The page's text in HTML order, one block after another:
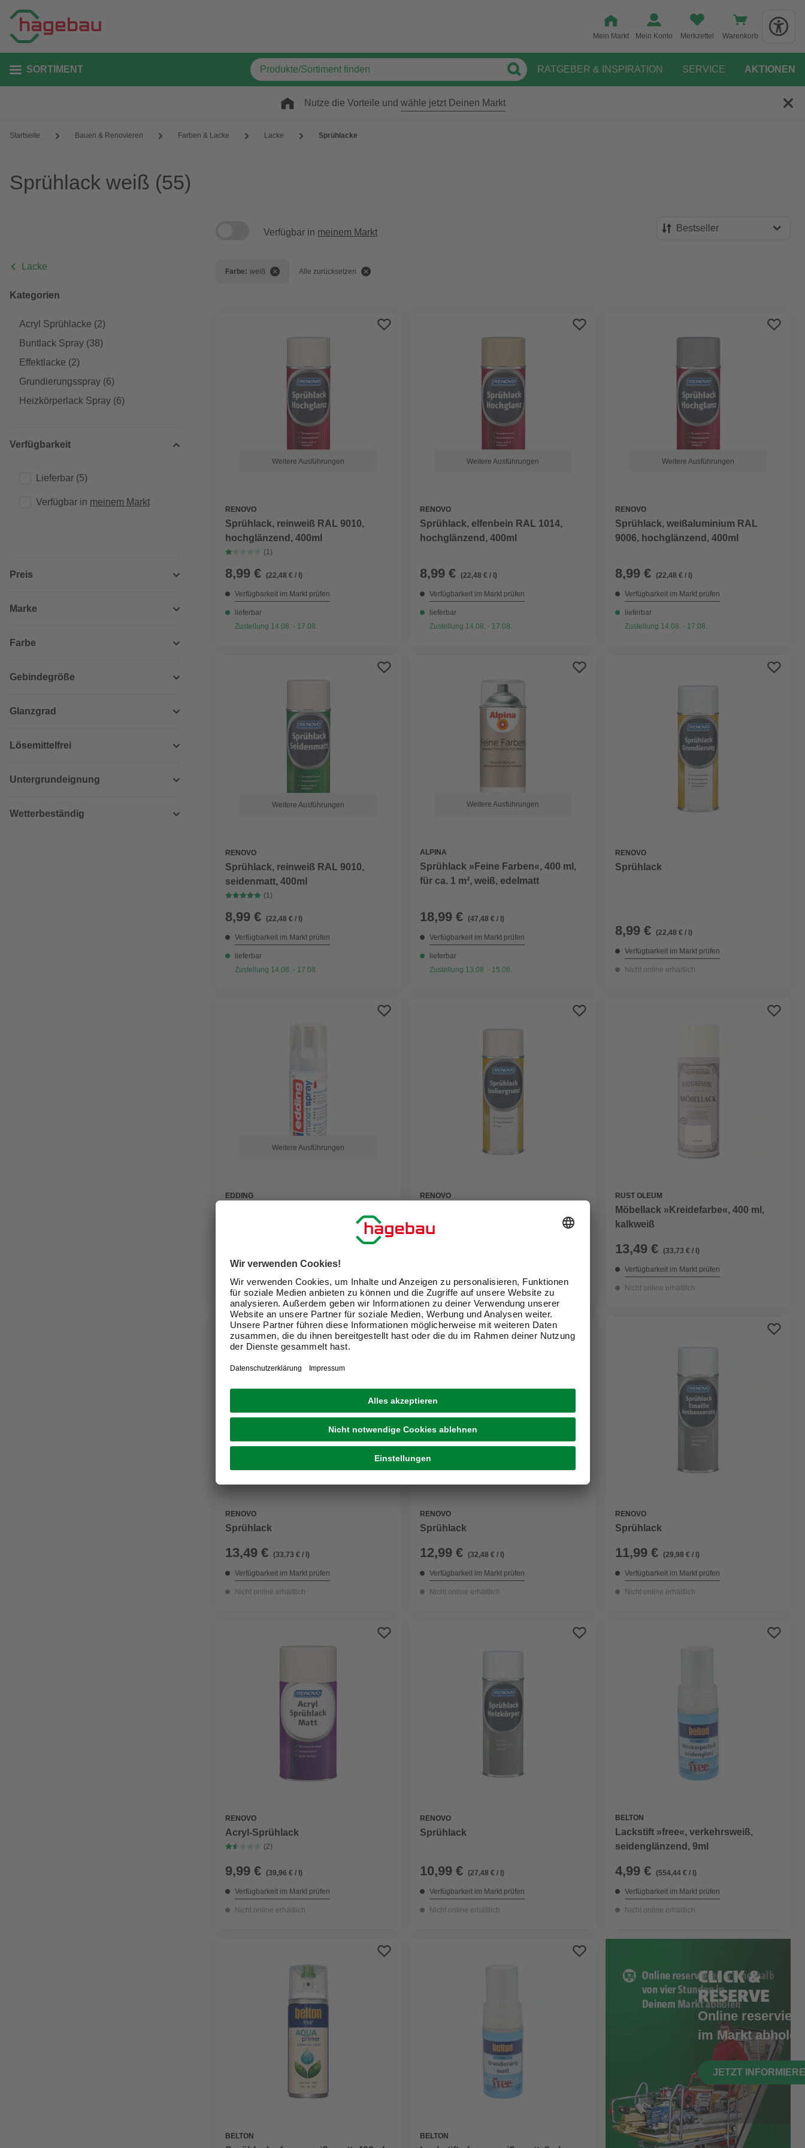
Mein Markt Mein Konto Merkzettel Warenkorb
SORTIMENT RATGEBER & INSPIRATION SERVICE AKTIONEN
Nutze die Vorteile und wähle jetzt Deinen Markt
Startseite Bauen & Renovieren Farben & Lacke Lacke Sprühlacke
Sprühlack weiß (55)
Lacke
Kategorien
Acryl Sprühlacke (2)
Buntlack Spray (38)
Effektlacke (2)
Grundierungsspray (6)
Heizkörperlack Spray (6)
Verfügbarkeit
Lieferbar (5)
Verfügbar in meinem Markt
Preis
Marke
Farbe
Gebindegröße
Glanzgrad
Lösemittelfrei
Untergrundeignung
Wetterbeständig
Verfügbar in meinem Markt Bestseller
Farbe: weiß Alle zurücksetzen
Weitere Ausführungen
RENOVO
Sprühlack, reinweiß RAL 9010,
hochglänzend, 400ml
(1)
8,99 € (22,48 € / l)
Verfügbarkeit im Markt prüfen
lieferbar
Zustellung 14.08. - 17.08.
Weitere Ausführungen
RENOVO
Sprühlack, elfenbein RAL 1014,
hochglänzend, 400ml
8,99 € (22,48 € / l)
Verfügbarkeit im Markt prüfen
lieferbar
Zustellung 14.08. - 17.08.
Weitere Ausführungen
RENOVO
Sprühlack, weißaluminium RAL
9006, hochglänzend, 400ml
8,99 € (22,48 € / l)
Verfügbarkeit im Markt prüfen
lieferbar
Zustellung 14.08. - 17.08.
Weitere Ausführungen
RENOVO
Sprühlack, reinweiß RAL 9010,
seidenmatt, 400ml
(1)
8,99 € (22,48 € / l)
Verfügbarkeit im Markt prüfen
lieferbar
Zustellung 14.08. - 17.08.
Weitere Ausführungen
ALPINA
Sprühlack »Feine Farben«, 400 ml,
für ca. 1 m², weiß, edelmatt
18,99 € (47,48 € / l)
Verfügbarkeit im Markt prüfen
lieferbar
Zustellung 13.08. - 15.08.
RENOVO
Sprühlack
8,99 € (22,48 € / l)
Verfügbarkeit im Markt prüfen
Nicht online erhältlich
Weitere Ausführungen
EDDING
Spray 5200, verkehrsweiß glänzend,
Verfügbarkeit im Markt prüfen
Nicht online erhältlich
RENOVO
Nicht online erhältlich
RUST OLEUM
Möbellack »Kreidefarbe«, 400 ml,
kalkweiß
13,49 € (33,73 € / l)
Verfügbarkeit im Markt prüfen
Nicht online erhältlich
RENOVO
Sprühlack
13,49 € (33,73 € / l)
Verfügbarkeit im Markt prüfen
Nicht online erhältlich
RENOVO
Sprühlack
12,99 € (32,48 € / l)
Verfügbarkeit im Markt prüfen
Nicht online erhältlich
RENOVO
Sprühlack
11,99 € (29,98 € / l)
Verfügbarkeit im Markt prüfen
Nicht online erhältlich
RENOVO
Acryl-Sprühlack
(2)
9,99 € (39,96 € / l)
Verfügbarkeit im Markt prüfen
Nicht online erhältlich
RENOVO
Sprühlack
10,99 € (27,48 € / l)
Verfügbarkeit im Markt prüfen
Nicht online erhältlich
BELTON
Lackstift »free«, verkehrsweiß,
seidenglänzend, 9ml
4,99 € (554,44 € / l)
Verfügbarkeit im Markt prüfen
Nicht online erhältlich
BELTON BELTON
CLICK &
RESERVE
Online
im Markt abholen
JETZT